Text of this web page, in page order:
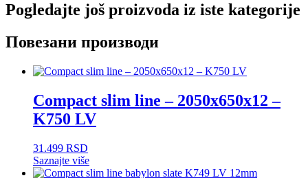
Pogledajte još proizvoda iz iste kategorije
Повезани производи
Compact slim line – 2050x650x12 –
K750 LV
31.499 RSD
Saznajte više